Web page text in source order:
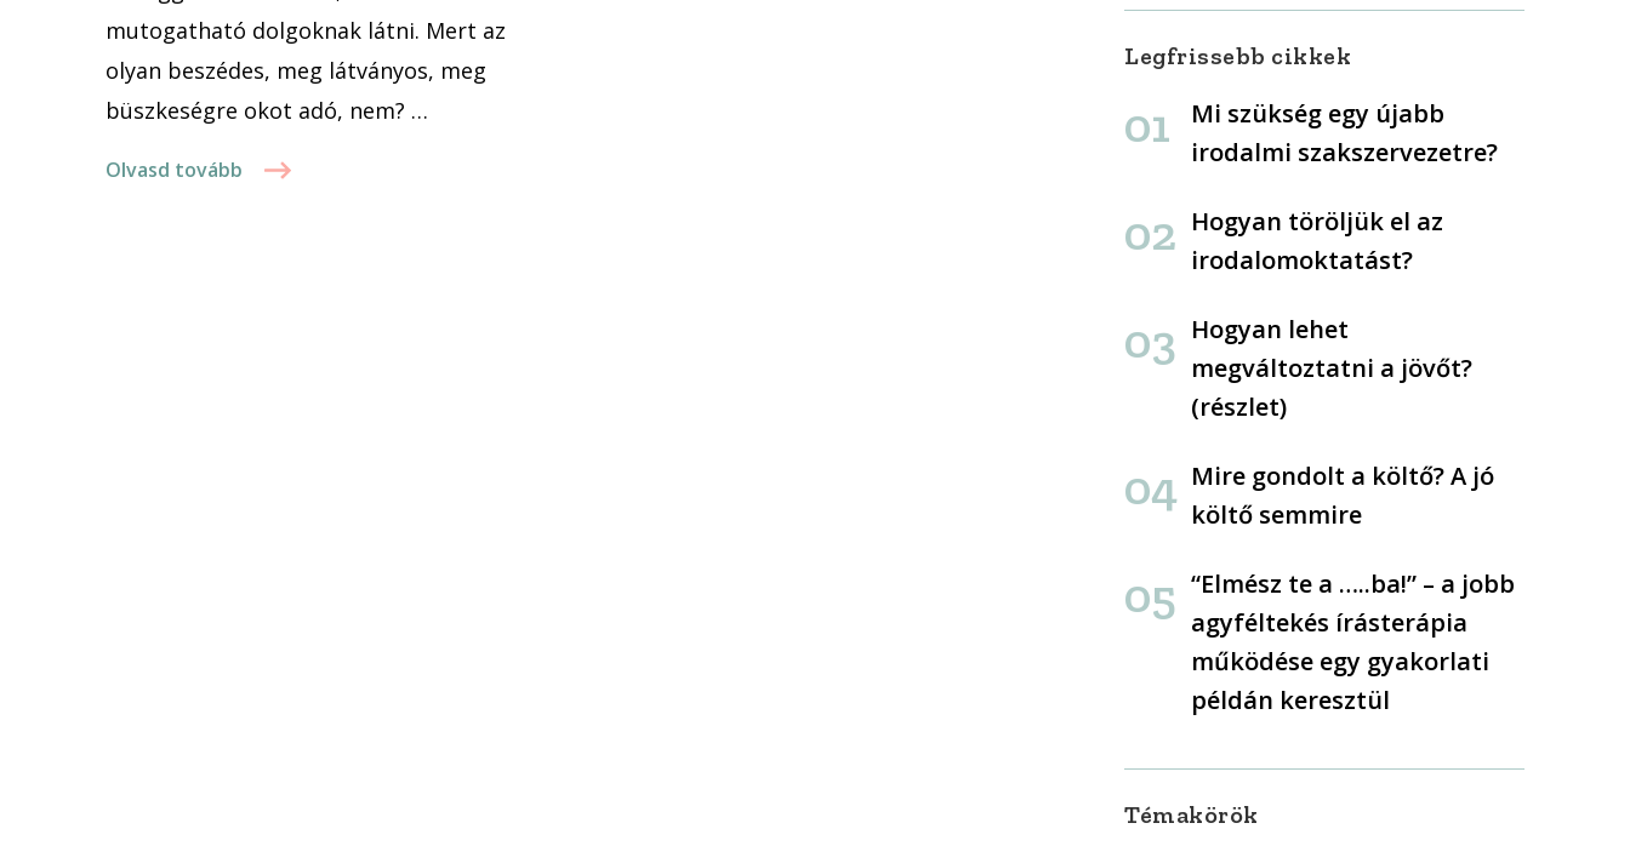
mutogatható dolgoknak látni. Mert az
olyan beszédes, meg látványos, meg
büszkeségre okot adó, nem? …
Olvasd tovább
Legfrissebb cikkek
Mi szükség egy újabb
irodalmi szakszervezetre?
Hogyan töröljük el az
irodalomoktatást?
Hogyan lehet
megváltoztatni a jövőt?
(részlet)
Mire gondolt a költő? A jó
költő semmire
“Elmész te a …..ba!” – a jobb
agyféltekés írásterápia
működése egy gyakorlati
példán keresztül
Témakörök